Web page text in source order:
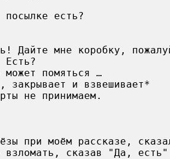
есть?
Дайте мне коробку,
помяться …
закрывает и взвешивает*
не принимаем.
при моём рассказе,
взломать, сказав "Да,